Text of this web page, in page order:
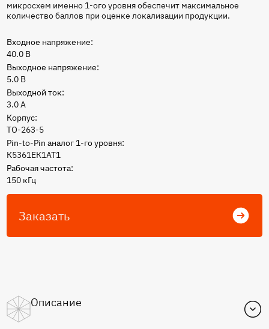
микросхем именно 1-ого уровня обеспечит максимальное
количество баллов при оценке локализации продукции.
Входное напряжение:
40.0 B
Выходное напряжение:
5.0 В
Выходной ток:
3.0 А
Корпус:
TO-263-5
Pin-to-Pin аналог 1-го уровня:
К5361ЕК1АТ1
Рабочая частота:
150 кГц
Заказать
Описание